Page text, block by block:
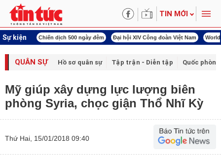
TIN MỚI
Sự kiện
mạng Chiến dịch 500 ngày đêm Đại hội XIV Công đoàn Việt Nam
QUÂN SỰ Hồ sơ quân sự Tập trận - Diễn tập Quốc phòng
Mỹ giúp xây dựng lực lượng biên
phòng Syria, chọc giận Thổ Nhĩ Kỳ
Thứ Hai, 15/01/2018 09:40